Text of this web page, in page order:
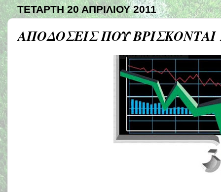
ΤΕΤΆΡΤΗ 20 ΑΠΡΙΛΊΟΥ 2011
ΑΠΟΔΟΣΕΙΣ ΠΟΥ